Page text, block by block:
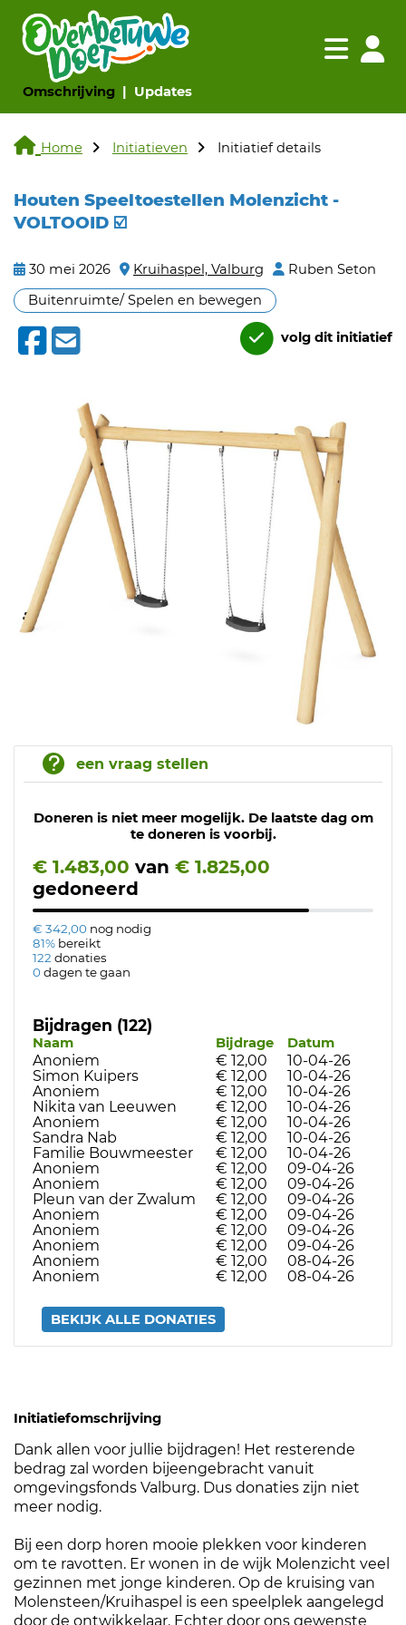
Omschrijving(huidige pagina)
Updates(huidige pagina)
Navigatie
Home Initiatieven Initiatief details
Houten Speeltoestellen Molenzicht -
VOLTOOID ☑️
30 mei 2026 Kruihaspel, Valburg
Ruben Seton
Buitenruimte/ Spelen en bewegen
volg dit initiatief
een vraag stellen
Doneren is niet meer mogelijk. De laatste dag om
te doneren is voorbij.
€ 1.483,00 van € 1.825,00
gedoneerd
€ 342,00 nog nodig
81% bereikt
122 donaties
0dagen te gaan
Bijdragen (122)
Naam Bijdrage Datum
Anoniem € 12,00
10-04-26
Simon Kuipers
€ 12,00
10-04-26
Anoniem
€ 12,00
10-04-26
Nikita van Leeuwen
€ 12,00
10-04-26
Anoniem
€ 12,00
10-04-26
Sandra Nab
€ 12,00
10-04-26
Familie Bouwmeester
€ 12,00
10-04-26
Anoniem
€ 12,00
09-04-26
Anoniem
€ 12,00
09-04-26
Pleun van der Zwalum
€ 12,00
09-04-26
Anoniem
€ 12,00
09-04-26
Anoniem
€ 12,00
09-04-26
Anoniem
€ 12,00
09-04-26
Anoniem
€ 12,00
08-04-26
Anoniem
€ 12,00 08-04-26
BEKIJK ALLE DONATIES
Initiatiefomschrijving
Dank allen voor jullie bijdragen! Het resterende
bedrag zal worden bijeengebracht vanuit
omgevingsfonds Valburg. Dus donaties zijn niet
meer nodig.
Bij een dorp horen mooie plekken voor kinderen
om te ravotten. Er wonen in de wijk Molenzicht veel
gezinnen met jonge kinderen. Op de kruising van
Molensteen/Kruihaspel is een speelplek aangelegd
door de ontwikkelaar. Echter door ons gewenste